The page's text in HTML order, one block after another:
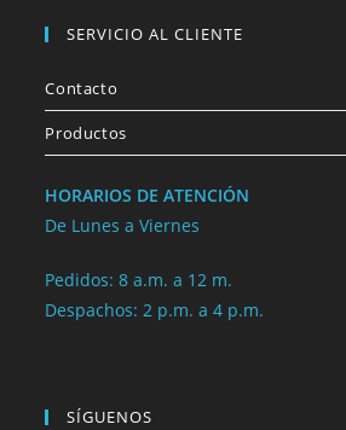
SERVICIO AL CLIENTE
Contacto
Productos
HORARIOS DE ATENCIÓN
De Lunes a Viernes
Pedidos: 8 a.m. a 12 m.
Despachos: 2 p.m. a 4 p.m.
SÍGUENOS